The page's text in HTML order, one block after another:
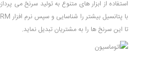
استفاده از ابزار های متنوع به تولید سرنخ می‌
تا این سرنخ ‌ها را به مشتریان تبدیل نماید.